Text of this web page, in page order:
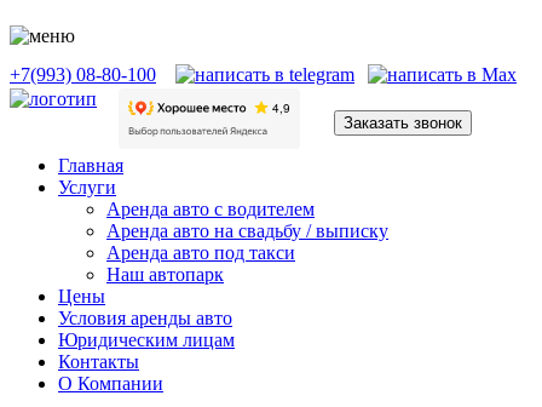
+7(993) 08-80-100
Заказать звонок
Главная
Услуги
Аренда авто с водителем
Аренда авто на свадьбу / выписку
Аренда авто под такси
Наш автопарк
Цены
Условия аренды авто
Юридическим лицам
Контакты
О Компании